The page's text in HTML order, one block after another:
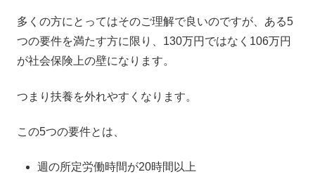
多くの方にとってはそのご理解で良いのですが、ある5
つの要件を満たす方に限り、130万円ではなく106万円
が社会保険上の壁になります。
つまり扶養を外れやすくなります。
この5つの要件とは、
週の所定労働時間が20時間以上